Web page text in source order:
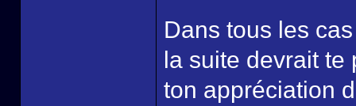
Dans tous les
la suite devrait te
ton appréciation